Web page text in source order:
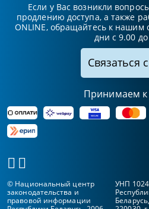
Если у Вас возникли
продлению доступа, а также
ONLINE, обращайтесь к нашим
дни с 9.00
Связаться
Принимаем к
© Национальный центр
законодательства и
правовой информации
УНП
Беларусь,